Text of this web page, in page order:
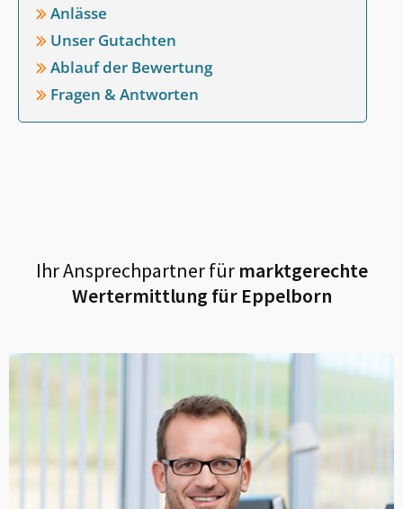
Anlässe
Unser Gutachten
Ablauf der Bewertung
Fragen & Antworten
Ihr Ansprechpartner fürmarktgerechte
Wertermittlung für Eppelborn